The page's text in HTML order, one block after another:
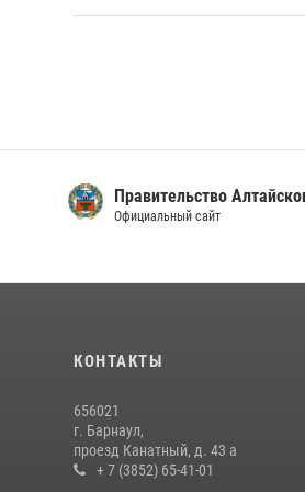
Правительство
Официальный сайт
КОНТАКТЫ
656021
г. Барнаул,
проезд Канатный, д. 43 а
+ 7 (3852) 65-41-01